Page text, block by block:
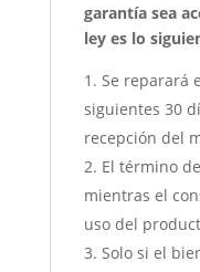
garantía sea
ley es lo
Se reparará
siguientes 30
recepción del
El término
mientras el
uso del
Solo si el